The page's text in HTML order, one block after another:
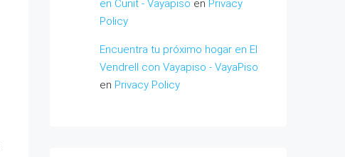
en Cunit - Vayapiso en Privacy
Policy
Encuentra tu próximo hogar en El
Vendrell con Vayapiso - VayaPiso
en Privacy Policy